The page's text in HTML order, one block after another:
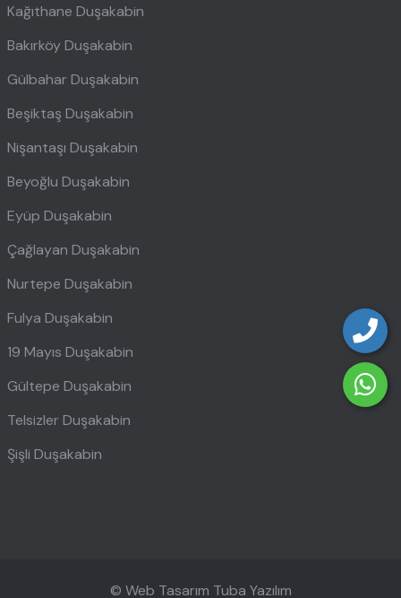
Kağıthane Duşakabin
Bakırköy Duşakabin
Gülbahar Duşakabin
Beşiktaş Duşakabin
Nişantaşı Duşakabin
Beyoğlu Duşakabin
Eyüp Duşakabin
Çağlayan Duşakabin
Nurtepe Duşakabin
Fulya Duşakabin
19 Mayıs Duşakabin
Gültepe Duşakabin
Telsizler Duşakabin
Şişli Duşakabin
© Web Tasarım Tuba Yazılım